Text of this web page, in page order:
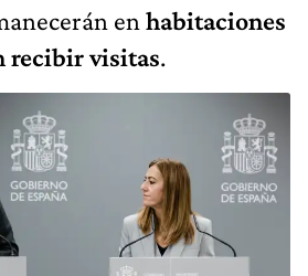
en habitaciones
recibir visitas.